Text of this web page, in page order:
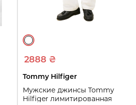
2888 ₴
Tommy Hilfiger
Мужские джинсы Tommy
Hilfiger лимитированная